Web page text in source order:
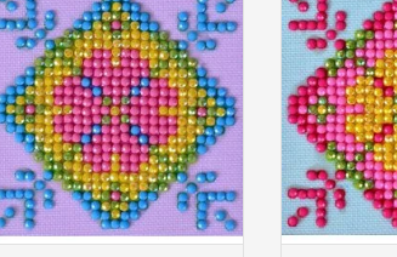
Mandala 2 (7 X 7 cm)
TOEVOEGEN AAN WINKELWAGEN
TOEVOEGEN